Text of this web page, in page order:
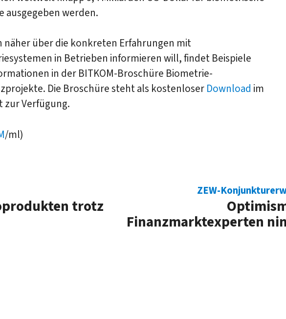
ausgegeben werden.
näher über die konkreten Erfahrungen mit
in Betrieben informieren will, findet Beispiele
in der BITKOM-Broschüre Biometrie-
Die Broschüre steht als kostenloser Download im
zur Verfügung.
/ml)
trotz
ZEW-
Finanzmarktexperten